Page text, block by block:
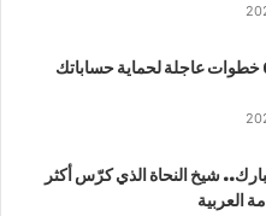
هاتفك سُرق؟ 6 خطوات عاجلة لحماية حساباتك
شيخ النحاة الذي كرّس أكثر